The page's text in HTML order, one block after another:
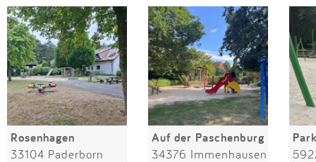
Rosenhagen
33104 Paderborn
Auf der Paschenburg
34376 Immenhausen